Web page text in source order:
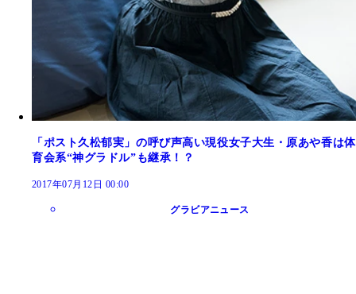
「ポスト久松郁実」の呼び声高い現役女子大生・原あや香は体
育会系“神グラドル”も継承！？
2017年07月12日 00:00
グラビアニュース